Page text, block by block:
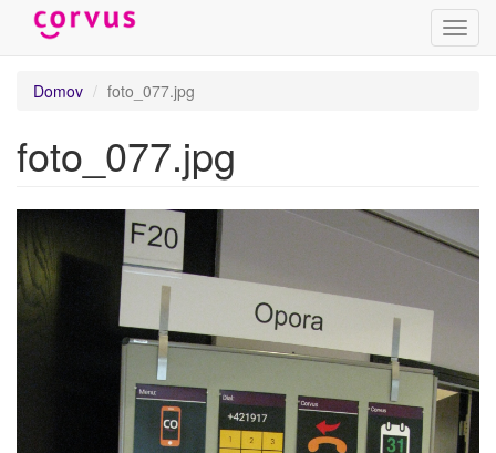
Skočiť
obsah
Domov
foto_077.jpg
foto_077.jpg